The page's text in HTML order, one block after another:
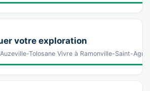
votre exploration
Tolosane Vivre à Ramonville-Saint-